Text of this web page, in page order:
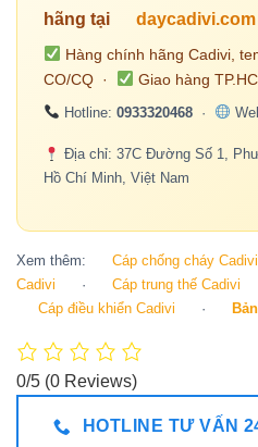
hãng tại
daycadivi.com
Hàng chính hãng Cadivi,
CO/CQ ·
Giao hàng
Hotline: 0933320468·
Địa chỉ: 37C Đường Số 1,
Hồ Chí Minh, Việt Nam
Xem thêm: Cáp chống cháy Cadivi
Cadivi
· Cáp trung thế Cadivi
Cáp điều khiển Cadivi
·
0/5 (0 Reviews)
HOTLINE TƯ VẤN